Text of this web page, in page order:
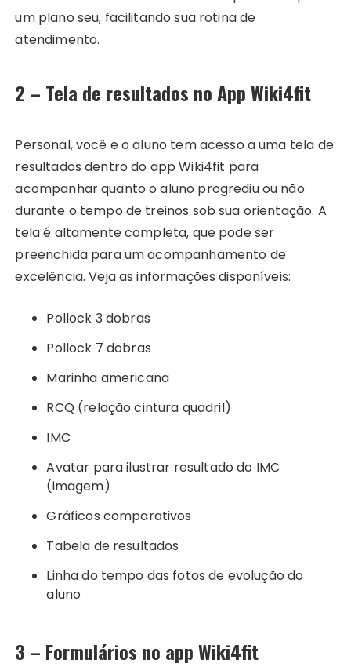
um plano seu, facilitando sua rotina de
atendimento.
2 – Tela de resultados no App Wiki4fit
Personal, você e o aluno tem acesso a uma tela de
resultados dentro do app Wiki4fit para
acompanhar quanto o aluno progrediu ou não
durante o tempo de treinos sob sua orientação. A
tela é altamente completa, que pode ser
preenchida para um acompanhamento de
excelência. Veja as informações disponíveis:
Pollock 3 dobras
Pollock 7 dobras
Marinha americana
RCQ (relação cintura quadril)
IMC
Avatar para ilustrar resultado do IMC
(imagem)
Gráficos comparativos
Tabela de resultados
Linha do tempo das fotos de evolução do
aluno
3 – Formulários no app Wiki4fit